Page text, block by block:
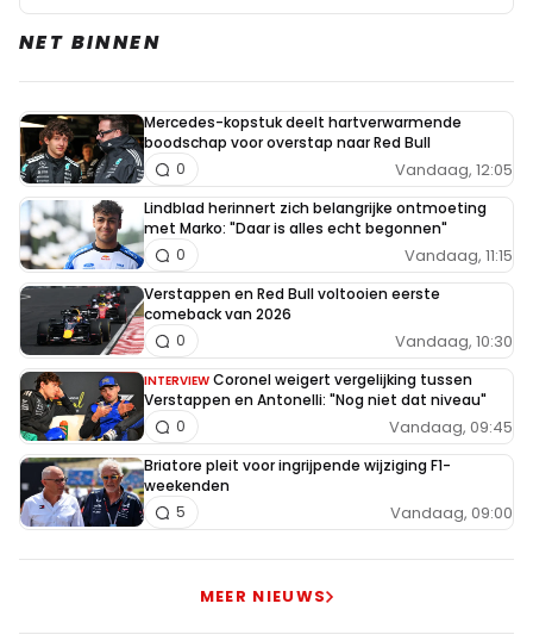
NET BINNEN
Mercedes-kopstuk deelt hartverwarmende
boodschap voor overstap naar Red Bull
Vandaag, 12:05
0
Lindblad herinnert zich belangrijke ontmoeting
met Marko: "Daar is alles echt begonnen"
Vandaag, 11:15
0
Verstappen en Red Bull voltooien eerste
comeback van 2026
Vandaag, 10:30
0
INTERVIEW Coronel weigert vergelijking tussen
Verstappen en Antonelli: "Nog niet dat niveau"
Vandaag, 09:45
0
Briatore pleit voor ingrijpende wijziging F1-
weekenden
Vandaag, 09:00
5
MEER NIEUWS